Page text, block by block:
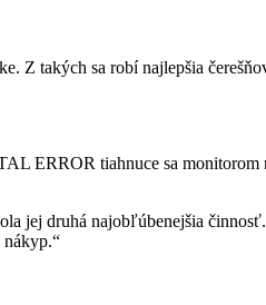
Z takých sa robí najlepšia
ERROR tiahnuce sa monitorom
jej druhá najobľúbenejšia
nákyp.“